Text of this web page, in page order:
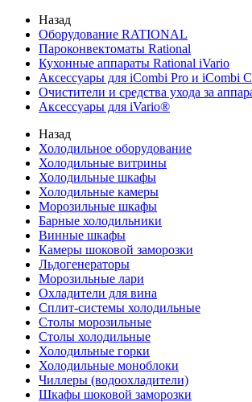
Назад
Оборудование RATIONAL
Пароконвектоматы Rational
Кухонные аппараты Rational iVario
Аксессуары для iCombi Pro и iCombi
Очистители и средства ухода за
Аксессуары для iVario®
Назад
Холодильное оборудование
Холодильные витрины
Холодильные шкафы
Холодильные камеры
Морозильные шкафы
Барные холодильники
Винные шкафы
Камеры шоковой заморозки
Льдогенераторы
Морозильные лари
Охладители для вина
Сплит-системы холодильные
Столы морозильные
Столы холодильные
Холодильные горки
Холодильные моноблоки
Чиллеры (водоохладители)
Шкафы шоковой заморозки